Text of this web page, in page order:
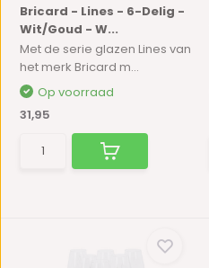
Bricard - Lines - 6-Delig -
Wit/Goud - W...
Met de serie glazen Lines van
het merk Bricard m...
Op voorraad
31,95